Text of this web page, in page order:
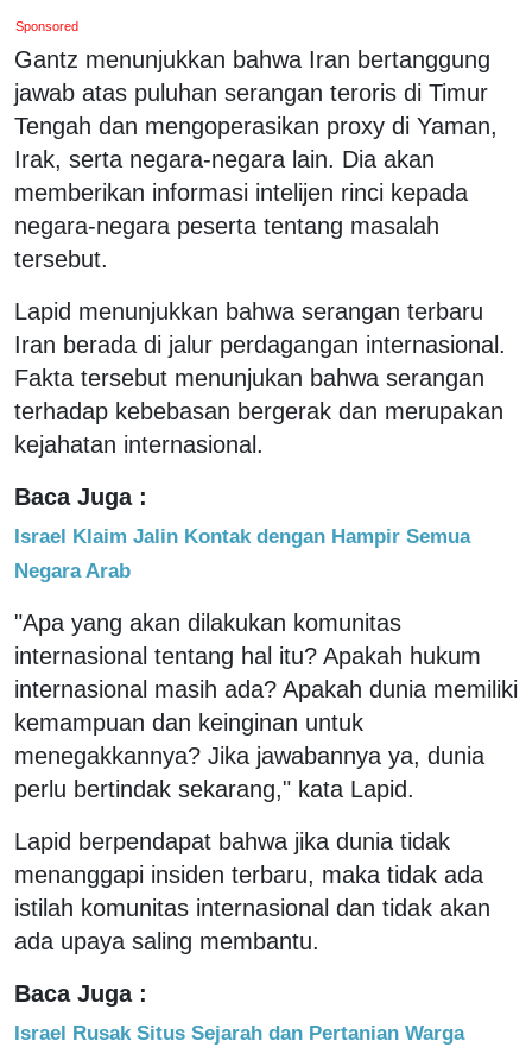
Sponsored
Gantz menunjukkan bahwa Iran bertanggung
jawab atas puluhan serangan teroris di Timur
Tengah dan mengoperasikan proxy di Yaman,
Irak, serta negara-negara lain. Dia akan
memberikan informasi intelijen rinci kepada
negara-negara peserta tentang masalah
tersebut.
Lapid menunjukkan bahwa serangan terbaru
Iran berada di jalur perdagangan internasional.
Fakta tersebut menunjukan bahwa serangan
terhadap kebebasan bergerak dan merupakan
kejahatan internasional.
Baca Juga :
Israel Klaim Jalin Kontak dengan Hampir Semua
Negara Arab
"Apa yang akan dilakukan komunitas
internasional tentang hal itu? Apakah hukum
internasional masih ada? Apakah dunia memiliki
kemampuan dan keinginan untuk
menegakkannya? Jika jawabannya ya, dunia
perlu bertindak sekarang," kata Lapid.
Lapid berpendapat bahwa jika dunia tidak
menanggapi insiden terbaru, maka tidak ada
istilah komunitas internasional dan tidak akan
ada upaya saling membantu.
Baca Juga :
Israel Rusak Situs Sejarah dan Pertanian Warga